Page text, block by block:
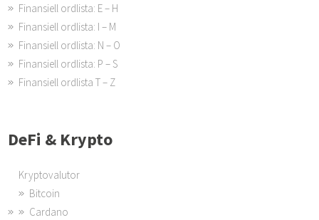
Finansiell ordlista: E – H
Finansiell ordlista: I – M
Finansiell ordlista: N – O
Finansiell ordlista: P – S
Finansiell ordlista T – Z
DeFi & Krypto
Kryptovalutor
Bitcoin
Cardano